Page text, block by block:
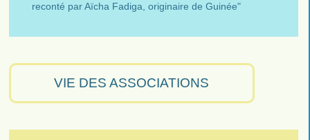
reconté par Aïcha Fadiga, originaire de Guinée"
VIE DES ASSOCIATIONS